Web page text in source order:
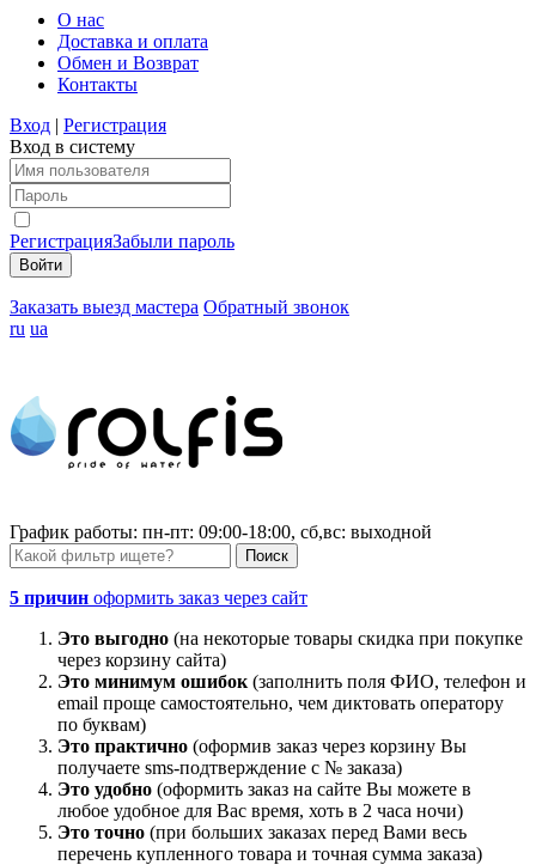
О нас
Доставка и оплата
Обмен и Возврат
Контакты
Вход | Регистрация
Вход в систему
РегистрацияЗабыли пароль
Заказать выезд мастера Обратный звонок
ru ua
График работы: пн-пт: 09:00-18:00, сб,вс: выходной
5 причин оформить заказ через сайт
Это выгодно (на некоторые товары скидка при покупке
через корзину сайта)
Это минимум ошибок (заполнить поля ФИО, телефон и
email проще самостоятельно, чем диктовать оператору
по буквам)
Это практично (оформив заказ через корзину Вы
получаете sms-подтверждение с № заказа)
Это удобно (оформить заказ на сайте Вы можете в
любое удобное для Вас время, хоть в 2 часа ночи)
Это точно (при больших заказах перед Вами весь
перечень купленного товара и точная сумма заказа)